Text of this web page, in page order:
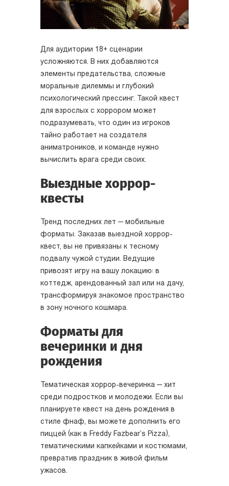
Для аудитории 18+ сценарии
усложняются. В них добавляются
элементы предательства, сложные
моральные дилеммы и глубокий
психологический прессинг. Такой квест
для взрослых с хоррором может
подразумевать, что один из игроков
тайно работает на создателя
аниматроников, и команде нужно
вычислить врага среди своих.
Выездные хоррор-
квесты
Тренд последних лет — мобильные
форматы. Заказав выездной хоррор-
квест, вы не привязаны к тесному
подвалу чужой студии. Ведущие
привозят игру на вашу локацию: в
коттедж, арендованный зал или на дачу,
трансформируя знакомое пространство
в зону ночного кошмара.
Форматы для
вечеринки и дня
рождения
Тематическая хоррор-вечеринка — хит
среди подростков и молодежи. Если вы
планируете квест на день рождения в
стиле фнаф, вы можете дополнить его
пиццей (как в Freddy Fazbear’s Pizza),
тематическими капкейками и костюмами,
превратив праздник в живой фильм
ужасов.